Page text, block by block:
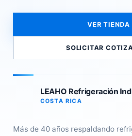
VER TIENDA
SOLICITAR
LEAHO Refrigeración
COSTA RICA
Más de 40 años respaldando